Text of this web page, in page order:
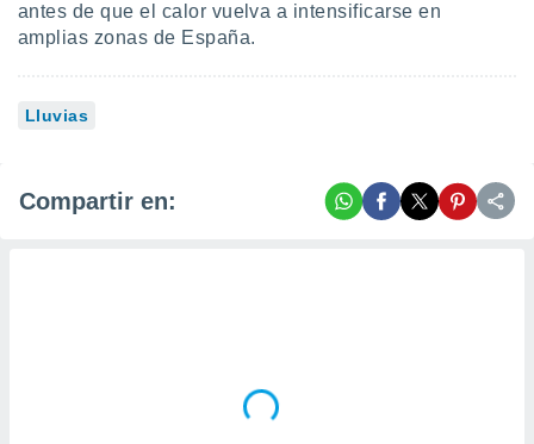
antes de que el calor vuelva a intensificarse en
amplias zonas de España.
Lluvias
Compartir en: